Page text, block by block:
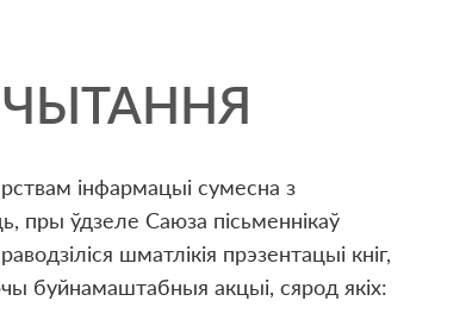
інфармацыі сумесна з
пры ўдзеле Саюза пісьменнікаў
шматлікія прэзентацыі кніг,
буйнамаштабныя акцыі, сярод якіх: